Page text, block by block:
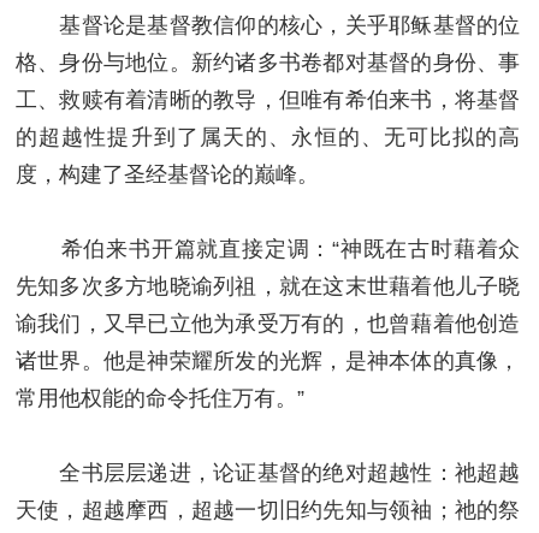
基督论是基督教信仰的核心，关乎耶稣基督的位
格、身份与地位。新约诸多书卷都对基督的身份、事
工、救赎有着清晰的教导，但唯有希伯来书，将基督
的超越性提升到了属天的、永恒的、无可比拟的高
度，构建了圣经基督论的巅峰。
希伯来书开篇就直接定调：“神既在古时藉着众
先知多次多方地晓谕列祖，就在这末世藉着他儿子晓
谕我们，又早已立他为承受万有的，也曾藉着他创造
诸世界。他是神荣耀所发的光辉，是神本体的真像，
常用他权能的命令托住万有。”
全书层层递进，论证基督的绝对超越性：祂超越
天使，超越摩西，超越一切旧约先知与领袖；祂的祭